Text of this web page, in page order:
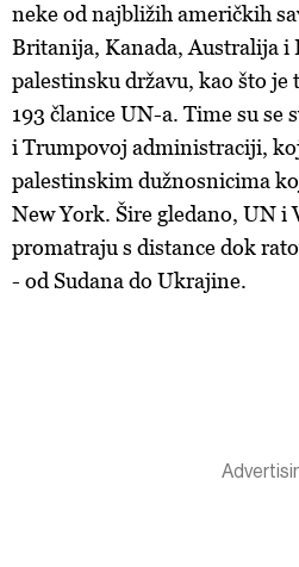
neke od najbližih američkih
Britanija, Kanada, Australija i
palestinsku državu, kao što je
193 članice UN-a. Time su se
i Trumpovoj administraciji,
palestinskim dužnosnicima
New York. Šire gledano, UN i
promatraju s distance dok
- od Sudana do Ukrajine.